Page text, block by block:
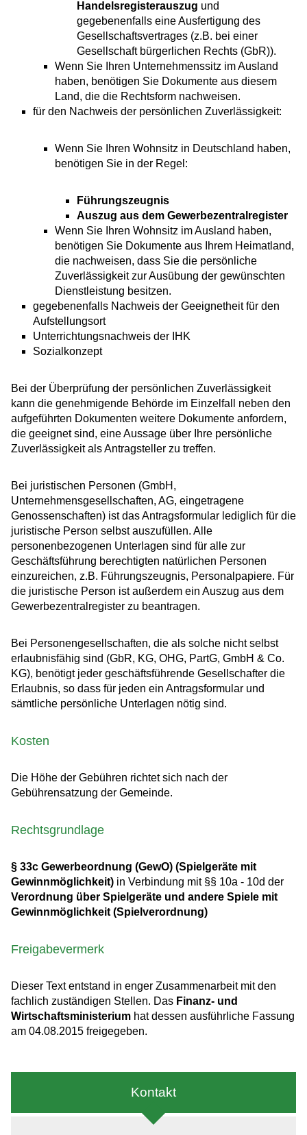
Handelsregisterauszug und
gegebenenfalls eine Ausfertigung des
Gesellschaftsvertrages (z.B. bei einer
Gesellschaft bürgerlichen Rechts (GbR)).
Wenn Sie Ihren Unternehmenssitz im Ausland
haben, benötigen Sie Dokumente aus diesem
Land, die die Rechtsform nachweisen.
für den Nachweis der persönlichen Zuverlässigkeit:
Wenn Sie Ihren Wohnsitz in Deutschland haben,
benötigen Sie in der Regel:
Führungszeugnis
Auszug aus dem Gewerbezentralregister
Wenn Sie Ihren Wohnsitz im Ausland haben,
benötigen Sie Dokumente aus Ihrem Heimatland,
die nachweisen, dass Sie die persönliche
Zuverlässigkeit zur Ausübung der gewünschten
Dienstleistung besitzen.
gegebenenfalls Nachweis der Geeignetheit für den
Aufstellungsort
Unterrichtungsnachweis der IHK
Sozialkonzept
Bei der Überprüfung der persönlichen Zuverlässigkeit
kann die genehmigende Behörde im Einzelfall neben den
aufgeführten Dokumenten weitere Dokumente anfordern,
die geeignet sind, eine Aussage über Ihre persönliche
Zuverlässigkeit als Antragsteller zu treffen.
Bei juristischen Personen (GmbH,
Unternehmensgesellschaften, AG, eingetragene
Genossenschaften) ist das Antragsformular lediglich für die
juristische Person selbst auszufüllen. Alle
personenbezogenen Unterlagen sind für alle zur
Geschäftsführung berechtigten natürlichen Personen
einzureichen, z.B. Führungszeugnis, Personalpapiere. Für
die juristische Person ist außerdem ein Auszug aus dem
Gewerbezentralregister zu beantragen.
Bei Personengesellschaften, die als solche nicht selbst
erlaubnisfähig sind (GbR, KG, OHG, PartG, GmbH & Co.
KG), benötigt jeder geschäftsführende Gesellschafter die
Erlaubnis, so dass für jeden ein Antragsformular und
sämtliche persönliche Unterlagen nötig sind.
Kosten
Die Höhe der Gebühren richtet sich nach der
Gebührensatzung der Gemeinde.
Rechtsgrundlage
§ 33c Gewerbeordnung (GewO) (Spielgeräte mit
Gewinnmöglichkeit) in Verbindung mit §§ 10a - 10d der
Verordnung über Spielgeräte und andere Spiele mit
Gewinnmöglichkeit (Spielverordnung)
Freigabevermerk
Dieser Text entstand in enger Zusammenarbeit mit den
fachlich zuständigen Stellen. Das Finanz- und
Wirtschaftsministerium hat dessen ausführliche Fassung
am 04.08.2015 freigegeben.
Kontakt